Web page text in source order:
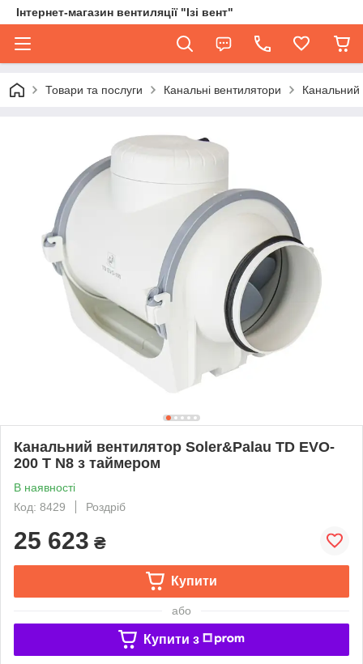
Інтернет-магазин вентиляції "Ізі вент"
Товари та послуги Канальні вентилятори
Канальний вентилятор Soler&Palau TD EVO-
200 T N8 з таймером
В наявності
Код: 8429
Роздріб
25 623 ₴
Купити
або
Купити з